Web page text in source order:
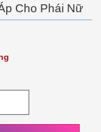
Cho Phái Nữ